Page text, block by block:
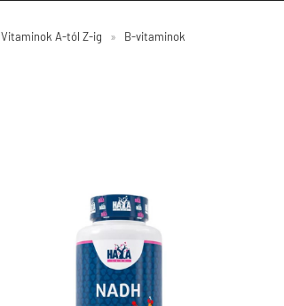
Vitaminok A-tól Z-ig » B-vitaminok